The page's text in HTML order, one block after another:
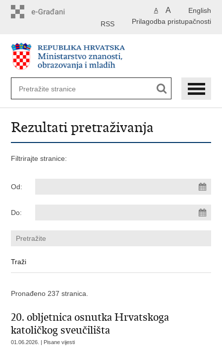
English
A A
Prilagodba pristupačnosti
RSS
Rezultati pretraživanja
Filtrirajte stranice:
Od:
Do:
Pronađeno 237 stranica.
20. obljetnica osnutka Hrvatskoga
katoličkog sveučilišta
01.06.2026. | Pisane vijesti